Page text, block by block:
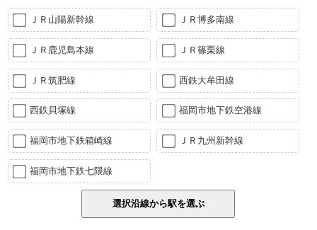
ＪＲ山陽新幹線 ＪＲ博多南線
ＪＲ鹿児島本線 ＪＲ篠栗線
ＪＲ筑肥線 西鉄大牟田線
西鉄貝塚線 福岡市地下鉄空港線
福岡市地下鉄箱崎線 ＪＲ九州新幹線
福岡市地下鉄七隈線